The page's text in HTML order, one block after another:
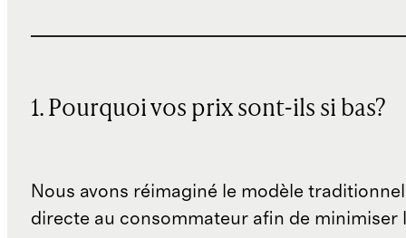
1. Pourquoi vos prix sont-ils si bas?
Nous avons réimaginé le modèle
directe au consommateur afin de minimiser